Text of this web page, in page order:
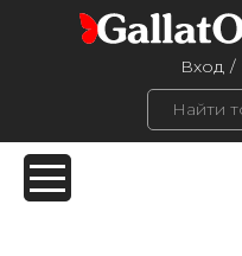
Вход /